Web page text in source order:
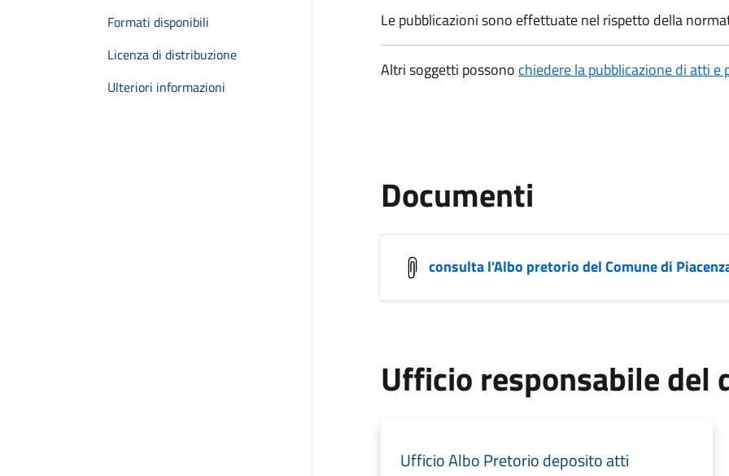
Formati disponibili
Licenza di distribuzione
Ulteriori informazioni
Le pubblicazioni sono effettuate nel rispetto della
Altri soggetti possono chiedere la pubblicazione di atti
Documenti
consulta l'Albo pretorio del Comune di
Ufficio responsabile del
Ufficio Albo Pretorio deposito atti